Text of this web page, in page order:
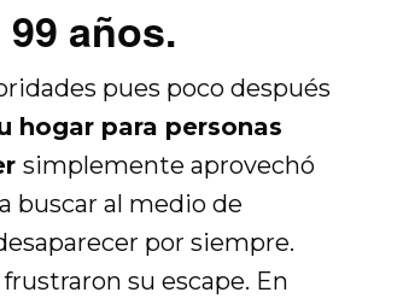
años.
pues poco después
hogar para personas
simplemente aprovechó
buscar al medio de
por siempre.
su escape. En